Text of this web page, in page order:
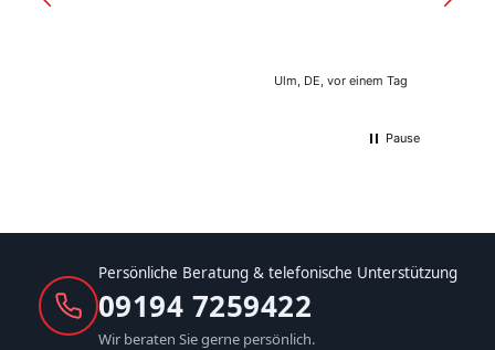
Ulm, DE, vor einem Tag
Pause
Persönliche Beratung & telefonische Unterstützung
09194 7259422
Wir beraten Sie gerne persönlich.